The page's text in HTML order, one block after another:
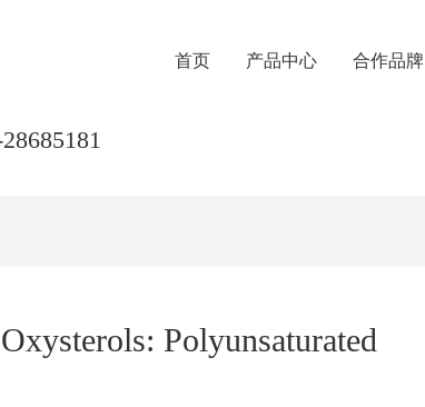
首页 产品中心 合作品牌
Polyunsaturated